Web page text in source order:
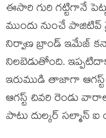
ఈసారి గురి గట్టిగానే
ముందు నుంచే పాజిటివ్
నిర్వాణ బ్రాండ్ ఇమేజ్
నిలబెడుతోంది.
ఇరుముడి తాజాగా ఆగస్ట్
ఆగస్ట్ చివరి రెండు
పాటు దుల్కర్